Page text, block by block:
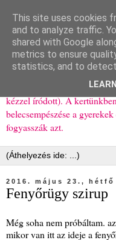
Ízőrző
Kisgyerekes család
bemutató receptjei a
elhagyom) és
kézzel íródott). A
belecsempészése a
fogyasszák azt.
2016. május 23., hétfő
Fenyőrügy szirup
Még soha nem próbáltam.
mikor van itt az ideje a
This site uses cookies
and to analyze traffic.
shared with Google
metrics to ensure
statistics, and to detect